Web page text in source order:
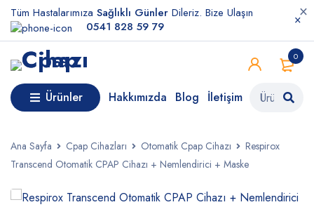
Tüm Hastalarımıza Sağlıklı Günler Dileriz. Bize Ulaşın
0541 828 59 79
0
Ürünler Hakkımızda Blog İletişim
Ana Sayfa Cpap Cihazları Otomatik Cpap Cihazı
Respirox
Transcend Otomatik CPAP Cihazı + Nemlendirici + Maske